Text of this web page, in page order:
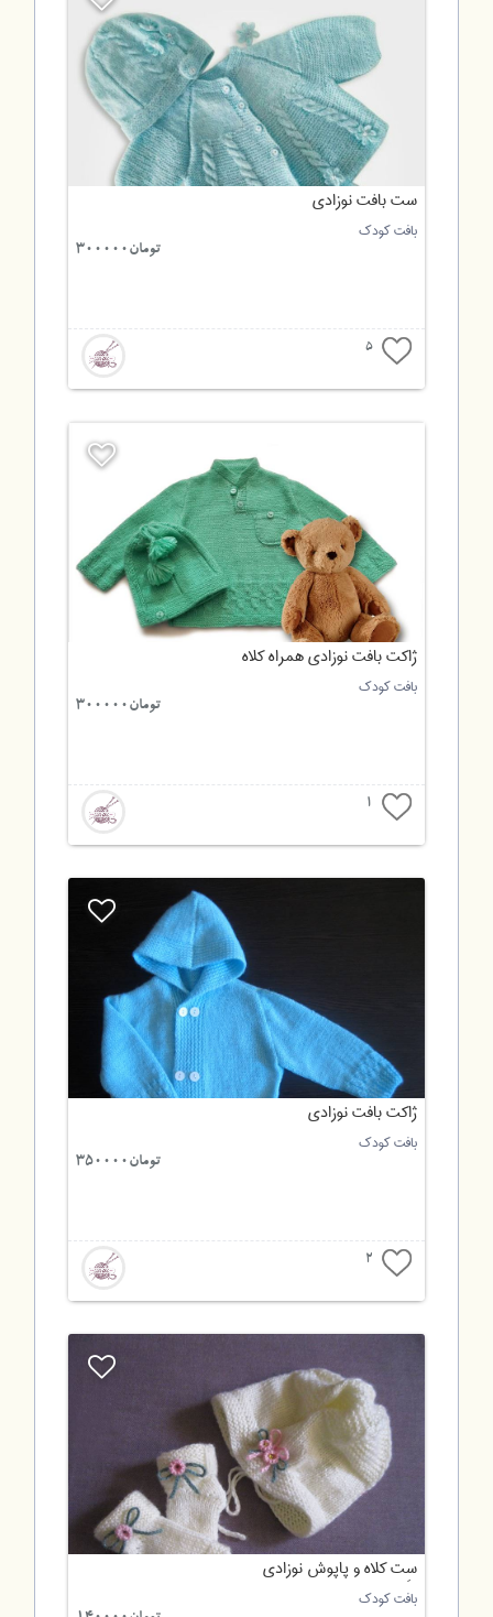
ست بافت نوزادی
بافت کودک
تومان300000
5
ژاکت بافت نوزادی همراه کلاه
بافت کودک
تومان300000
1
ژاکت بافت نوزادی
بافت کودک
تومان350000
2
سِت کلاه و پاپوش نوزادی
بافت کودک